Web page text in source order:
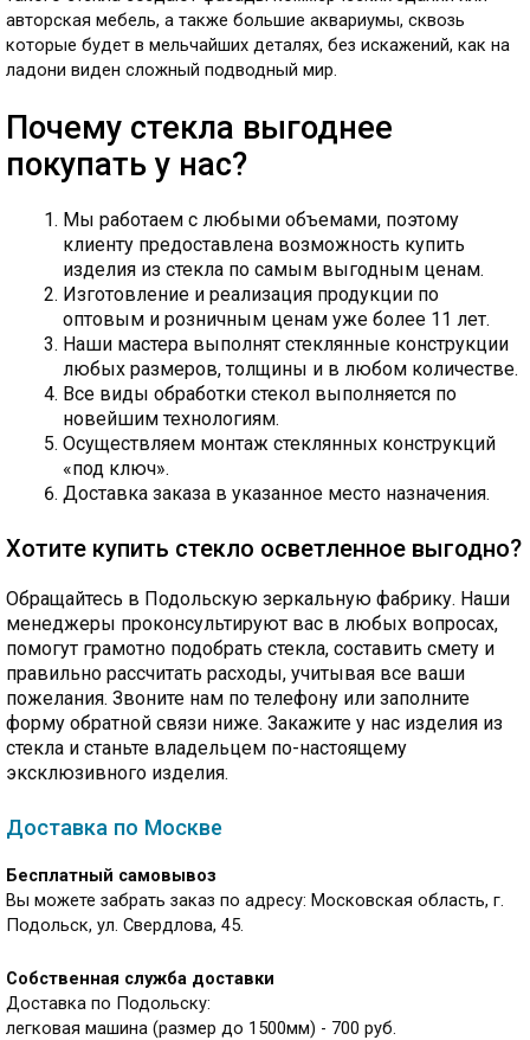
авторская мебель, а также большие аквариумы, сквозь
которые будет в мельчайших деталях, без искажений, как на
ладони виден сложный подводный мир.
Почему стекла выгоднее
покупать у нас?
Мы работаем с любыми объемами, поэтому
клиенту предоставлена возможность купить
изделия из стекла по самым выгодным ценам.
Изготовление и реализация продукции по
оптовым и розничным ценам уже более 11 лет.
Наши мастера выполнят стеклянные конструкции
любых размеров, толщины и в любом количестве.
Все виды обработки стекол выполняется по
новейшим технологиям.
Осуществляем монтаж стеклянных конструкций
«под ключ».
Доставка заказа в указанное место назначения.
Хотите купить стекло осветленное выгодно?
Обращайтесь в Подольскую зеркальную фабрику. Наши
менеджеры проконсультируют вас в любых вопросах,
помогут грамотно подобрать стекла, составить смету и
правильно рассчитать расходы, учитывая все ваши
пожелания. Звоните нам по телефону или заполните
форму обратной связи ниже. Закажите у нас изделия из
стекла и станьте владельцем по-настоящему
эксклюзивного изделия.
Доставка по Москве
Бесплатный самовывоз
Вы можете забрать заказ по адресу: Московская область, г.
Подольск, ул. Свердлова, 45.
Собственная служба доставки
Доставка по Подольску:
легковая машина (размер до 1500мм) - 700 руб.